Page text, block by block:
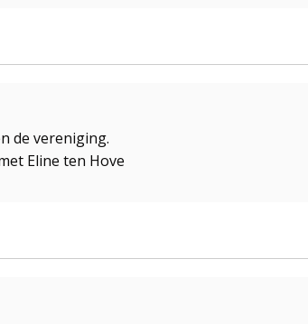
de vereniging.
Eline ten Hove